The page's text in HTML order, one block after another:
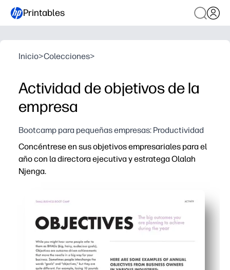
Printables
Inicio>Colecciones>
Actividad de objetivos de la
empresa
Bootcamp para pequeñas empresas: Productividad
Concéntrese en sus objetivos empresariales para el
año con la directora ejecutiva y estratega Olalah
Njenga.